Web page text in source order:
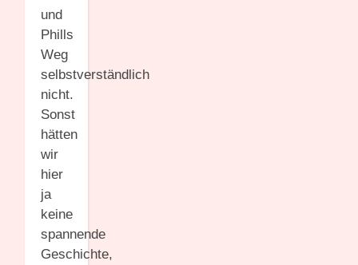
und
Phills
Weg
selbstverständlich
nicht.
Sonst
hätten
wir
hier
ja
keine
spannende
Geschichte,